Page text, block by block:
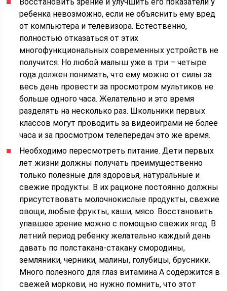
ребенка невозможно, если не объяснить ему вред
от компьютера и телевизора. Естественно,
полностью отказаться от этих
многофункциональных современных устройств не
получится. Но любой малыш уже в три – четыре
года должен понимать, что ему можно от силы за
весь день провести за просмотром мультиков не
больше одного часа. Желательно и это время
разделять на несколько раз. Школьники первых
классов могут проводить за видеоиграми не более
часа и за просмотром телепередач это же время.
Необходимо пересмотреть питание. Дети первых
лет жизни должны получать преимущественно
только полезные для здоровья, натуральные и
свежие продукты. В их рационе постоянно должны
присутствовать молочнокислые продукты, свежие
овощи, любые фрукты, каши, мясо. Восстановить
упавшее зрение можно с помощью свежих ягод. В
летний период ребенку желательно каждый день
давать по полстакана-стакану смородины,
земляники, черники, малины, голубицы, брусники.
Много полезного для глаз витамина А содержится в
свежей моркови, но нужно помнить, что этот